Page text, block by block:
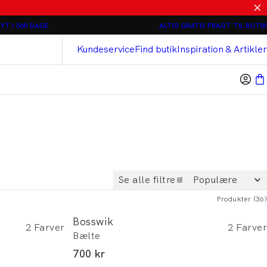
I 365 DAGE ALTID GRATIS FRAGT TIL BUTIK
KundeserviceFind butikInspiration & Artikler
Relaxed loose fit Chinos - 2 stk 800 kr
Cashmere Touch Bukser
Se alle filtre
Produkter (36)
2 Farver Bosswik
Bælte
2 Farver
I alt (inkl. rabat)
700 kr